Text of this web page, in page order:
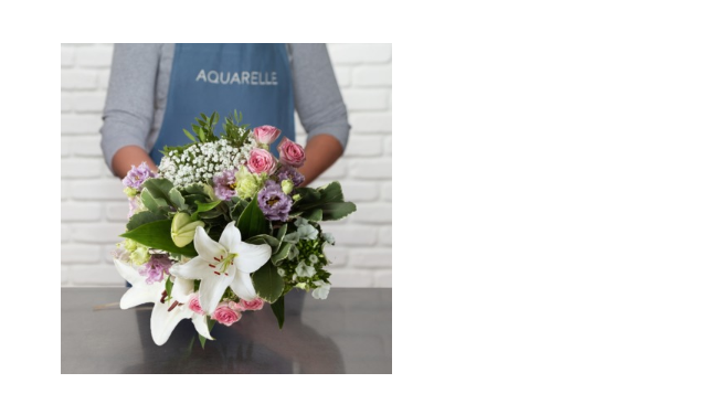
création une touche de pureté et de
romantisme, tandis que les giroflées dévoilent
un parfum délicat et une allure naturellement
poétique. Le gypsophile, léger et aérien, vient
envelopper l’ensemble de douceur, pendant que
les lisianthus ajoutent une note d’élégance et de
raffinement à cette harmonie florale.
Chaque tige a été sélectionnée avec soin pour
composer un bouquet lumineux, plein de
charme et de délicatesse. Avec son bel équilibre
entre volume, finesse et parfum, cette création
florale est idéale pour célébrer les plus beaux
moments de vie avec grâce et émotion.